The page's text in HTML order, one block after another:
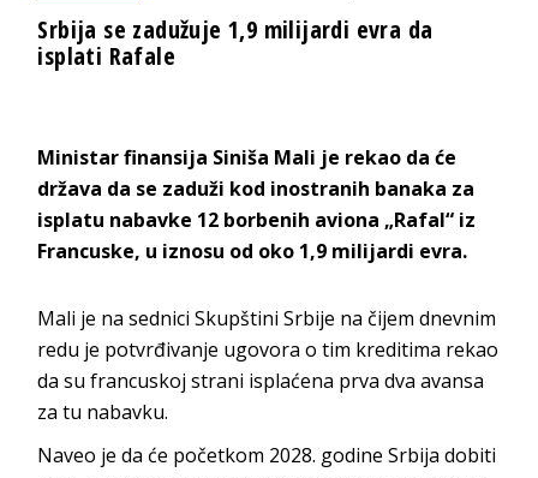
Srbija se zadužuje 1,9 milijardi evra da
isplati Rafale
Ministar finansija Siniša Mali je rekao da će
država da se zaduži kod inostranih banaka za
isplatu nabavke 12 borbenih aviona „Rafal“ iz
Francuske, u iznosu od oko 1,9 milijardi evra.
Mali je na sednici Skupštini Srbije na čijem dnevnim
redu je potvrđivanje ugovora o tim kreditima rekao
da su francuskoj strani isplaćena prva dva avansa
za tu nabavku.
Naveo je da će početkom 2028. godine Srbija dobiti